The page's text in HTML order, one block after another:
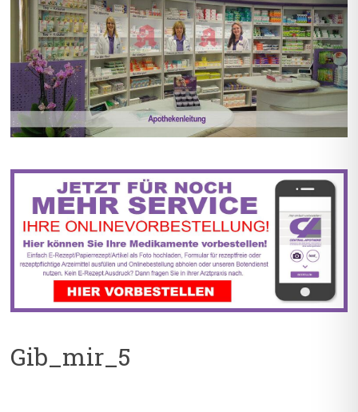
BIS ZU 55% RABATT AUF
REZEPTFREIE MEDIKAMENTE
5% TREUEBONUS MIT
KUNDENKARTE
Gib_mir_5